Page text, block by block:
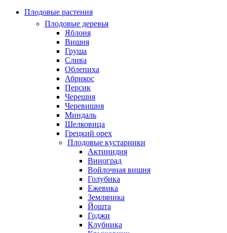
Плодовые растения
Плодовые деревья
Яблоня
Вишня
Груша
Слива
Облепиха
Абрикос
Персик
Черешня
Черевишня
Миндаль
Шелковица
Грецкий орех
Плодовые кустарники
Актинидия
Виноград
Войлочная вишня
Голубика
Ежевика
Земляника
Йошта
Годжи
Клубника